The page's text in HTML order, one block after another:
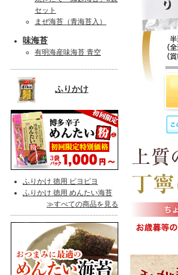
セット
まぜ海苔（青海苔入）
味海苔
有明海産味海苔 青空
ふりかけ
ふりかけ 徳用 ピヨピヨ
ふりかけ 徳用 めんたい海苔
≫すべての商品を見る